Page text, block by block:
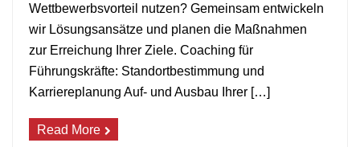
Wettbewerbsvorteil nutzen? Gemeinsam entwickeln
wir Lösungsansätze und planen die Maßnahmen
zur Erreichung Ihrer Ziele. Coaching für
Führungskräfte: Standortbestimmung und
Karriereplanung Auf- und Ausbau Ihrer […]
Read More